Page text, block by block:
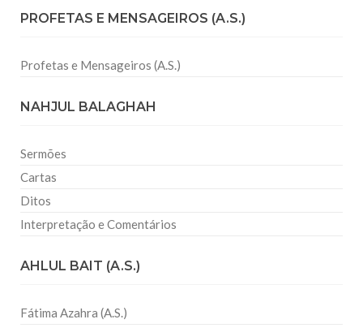
PROFETAS E MENSAGEIROS (A.S.)
Profetas e Mensageiros (A.S.)
NAHJUL BALAGHAH
Sermões
Cartas
Ditos
Interpretação e Comentários
AHLUL BAIT (A.S.)
Fátima Azahra (A.S.)